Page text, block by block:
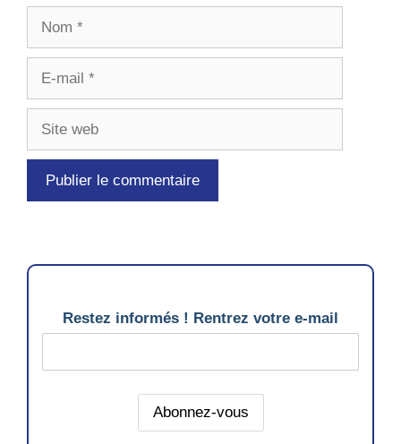
Restez informés ! Rentrez votre e-mail